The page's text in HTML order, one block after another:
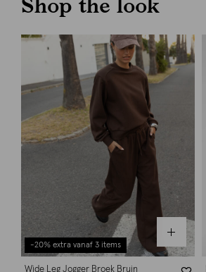
-20% extra vanaf 3 items
Wide Leg Jogger Broek Bruin